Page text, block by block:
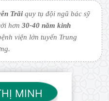
Trãi quy tụ đội ngũ bác sỹ
hơn30-40 năm kinh
viện lớn tuyến Trung
MINH